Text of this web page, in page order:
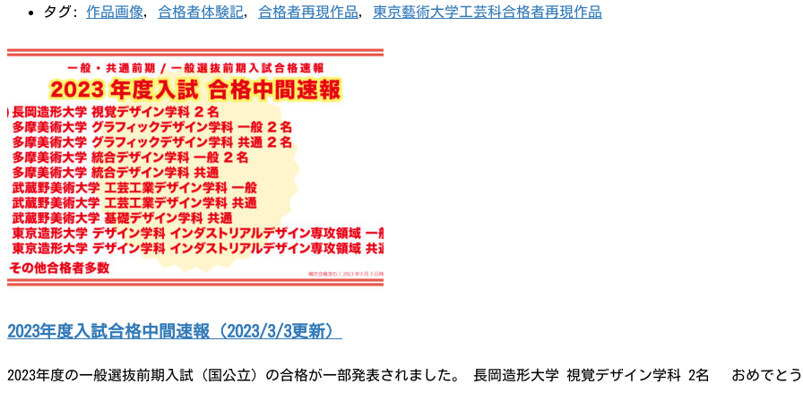
タグ: 作品画像, 合格者体験記, 合格者再現作品, 東京藝術大学工芸科合格者再現作品
2023年度入試合格中間速報（2023/3/3更新）
2023年度の一般選抜前期入試（国公立）の合格が一部発表されました。 長岡造形大学 視覚デザイン学科 2名 おめでとう